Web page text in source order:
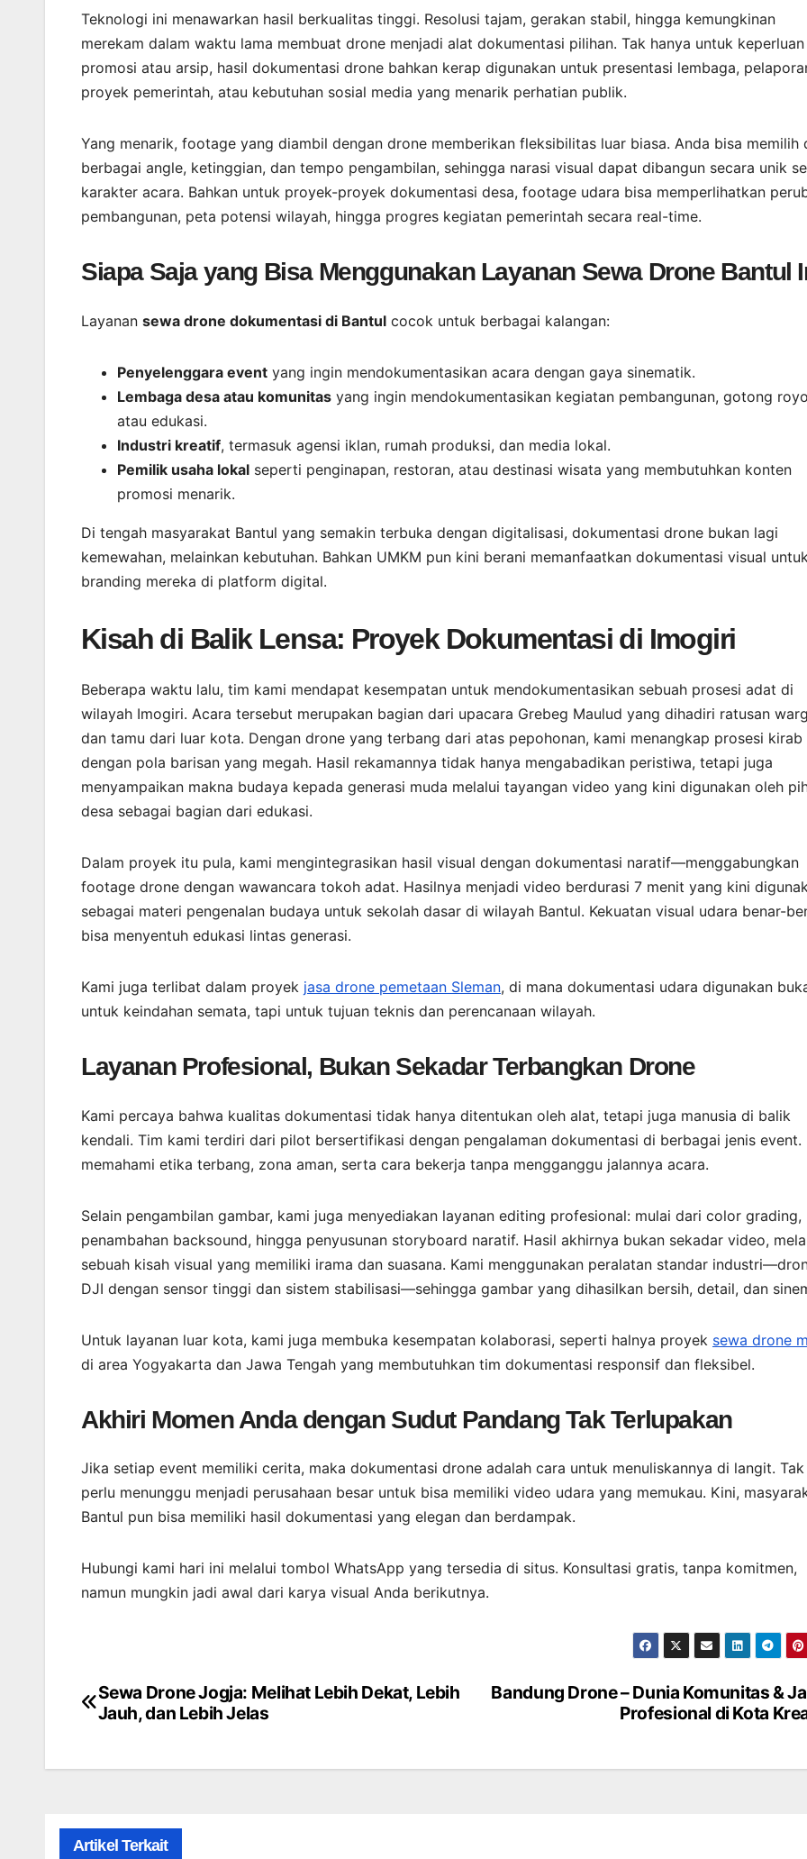
Teknologi ini menawarkan hasil berkualitas tinggi. Resolusi tajam, gerakan stabil, hingga kemungkinan
merekam dalam waktu lama membuat drone menjadi alat dokumentasi pilihan. Tak hanya untuk keperluan
promosi atau arsip, hasil dokumentasi drone bahkan kerap digunakan untuk presentasi lembaga,
proyek pemerintah, atau kebutuhan sosial media yang menarik perhatian publik.
Yang menarik, footage yang diambil dengan drone memberikan fleksibilitas luar biasa. Anda bisa memilih
berbagai angle, ketinggian, dan tempo pengambilan, sehingga narasi visual dapat dibangun secara unik
karakter acara. Bahkan untuk proyek-proyek dokumentasi desa, footage udara bisa memperlihatkan
pembangunan, peta potensi wilayah, hingga progres kegiatan pemerintah secara real-time.
Siapa Saja yang Bisa Menggunakan Layanan Sewa Drone Bantul
Layanan sewa drone dokumentasi di Bantul cocok untuk berbagai kalangan:
Penyelenggara event yang ingin mendokumentasikan acara dengan gaya sinematik.
Lembaga desa atau komunitas yang ingin mendokumentasikan kegiatan pembangunan, gotong
atau edukasi.
Industri kreatif, termasuk agensi iklan, rumah produksi, dan media lokal.
Pemilik usaha lokal seperti penginapan, restoran, atau destinasi wisata yang membutuhkan konten
promosi menarik.
Di tengah masyarakat Bantul yang semakin terbuka dengan digitalisasi, dokumentasi drone bukan lagi
kemewahan, melainkan kebutuhan. Bahkan UMKM pun kini berani memanfaatkan dokumentasi visual untuk
branding mereka di platform digital.
Kisah di Balik Lensa: Proyek Dokumentasi di Imogiri
Beberapa waktu lalu, tim kami mendapat kesempatan untuk mendokumentasikan sebuah prosesi adat di
wilayah Imogiri. Acara tersebut merupakan bagian dari upacara Grebeg Maulud yang dihadiri ratusan
dan tamu dari luar kota. Dengan drone yang terbang dari atas pepohonan, kami menangkap prosesi kirab
dengan pola barisan yang megah. Hasil rekamannya tidak hanya mengabadikan peristiwa, tetapi juga
menyampaikan makna budaya kepada generasi muda melalui tayangan video yang kini digunakan oleh
desa sebagai bagian dari edukasi.
Dalam proyek itu pula, kami mengintegrasikan hasil visual dengan dokumentasi naratif—menggabungkan
footage drone dengan wawancara tokoh adat. Hasilnya menjadi video berdurasi 7 menit yang kini
sebagai materi pengenalan budaya untuk sekolah dasar di wilayah Bantul. Kekuatan visual udara benar-
bisa menyentuh edukasi lintas generasi.
Kami juga terlibat dalam proyek jasa drone pemetaan Sleman, di mana dokumentasi udara digunakan
untuk keindahan semata, tapi untuk tujuan teknis dan perencanaan wilayah.
Layanan Profesional, Bukan Sekadar Terbangkan Drone
Kami percaya bahwa kualitas dokumentasi tidak hanya ditentukan oleh alat, tetapi juga manusia di balik
kendali. Tim kami terdiri dari pilot bersertifikasi dengan pengalaman dokumentasi di berbagai jenis event.
memahami etika terbang, zona aman, serta cara bekerja tanpa mengganggu jalannya acara.
Selain pengambilan gambar, kami juga menyediakan layanan editing profesional: mulai dari color grading,
penambahan backsound, hingga penyusunan storyboard naratif. Hasil akhirnya bukan sekadar video,
sebuah kisah visual yang memiliki irama dan suasana. Kami menggunakan peralatan standar
DJI dengan sensor tinggi dan sistem stabilisasi—sehingga gambar yang dihasilkan bersih, detail, dan
Untuk layanan luar kota, kami juga membuka kesempatan kolaborasi, seperti halnya proyek sewa drone
di area Yogyakarta dan Jawa Tengah yang membutuhkan tim dokumentasi responsif dan fleksibel.
Akhiri Momen Anda dengan Sudut Pandang Tak Terlupakan
Jika setiap event memiliki cerita, maka dokumentasi drone adalah cara untuk menuliskannya di langit. Tak
perlu menunggu menjadi perusahaan besar untuk bisa memiliki video udara yang memukau. Kini,
Bantul pun bisa memiliki hasil dokumentasi yang elegan dan berdampak.
Hubungi kami hari ini melalui tombol WhatsApp yang tersedia di situs. Konsultasi gratis, tanpa komitmen,
namun mungkin jadi awal dari karya visual Anda berikutnya.
Post
Bandung Drone – Dunia Komunitas &
Profesional di Kota
Sewa Drone Jogja: Melihat Lebih Dekat, Lebih
Jauh, dan Lebih Jelas
Artikel Terkait